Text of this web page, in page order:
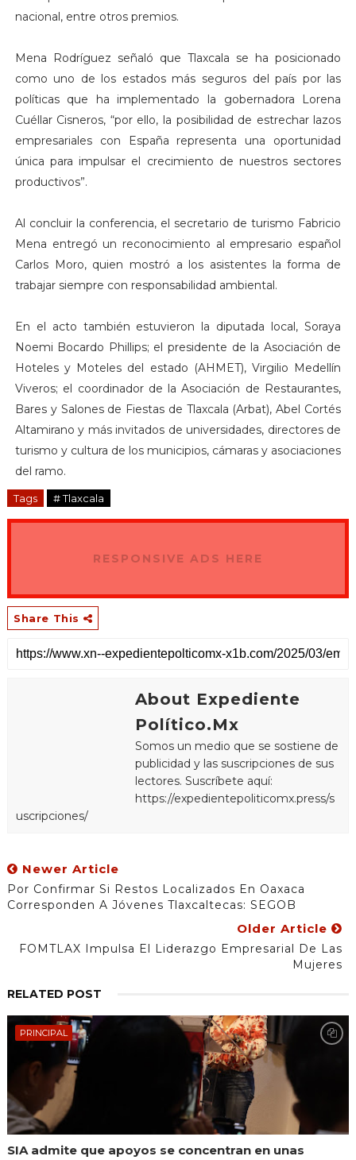
nacional, entre otros premios.
Mena Rodríguez señaló que Tlaxcala se ha posicionado
como uno de los estados más seguros del país por las
políticas que ha implementado la gobernadora Lorena
Cuéllar Cisneros, “por ello, la posibilidad de estrechar lazos
empresariales con España representa una oportunidad
única para impulsar el crecimiento de nuestros sectores
productivos”.
Al concluir la conferencia, el secretario de turismo Fabricio
Mena entregó un reconocimiento al empresario español
Carlos Moro, quien mostró a los asistentes la forma de
trabajar siempre con responsabilidad ambiental.
En el acto también estuvieron la diputada local, Soraya
Noemi Bocardo Phillips; el presidente de la Asociación de
Hoteles y Moteles del estado (AHMET), Virgilio Medellín
Viveros; el coordinador de la Asociación de Restaurantes,
Bares y Salones de Fiestas de Tlaxcala (Arbat), Abel Cortés
Altamirano y más invitados de universidades, directores de
turismo y cultura de los municipios, cámaras y asociaciones
del ramo.
Tags # Tlaxcala
RESPONSIVE ADS HERE
Share This
About Expediente
Político.Mx
Somos un medio que se sostiene de
publicidad y las suscripciones de sus
lectores. Suscríbete aquí:
https://expedientepoliticomx.press/s
uscripciones/
Newer Article
Por Confirmar Si Restos Localizados En Oaxaca
Corresponden A Jóvenes Tlaxcaltecas: SEGOB
Older Article
FOMTLAX Impulsa El Liderazgo Empresarial De Las
Mujeres
RELATED POST
PRINCIPAL
SIA admite que apoyos se concentran en unas